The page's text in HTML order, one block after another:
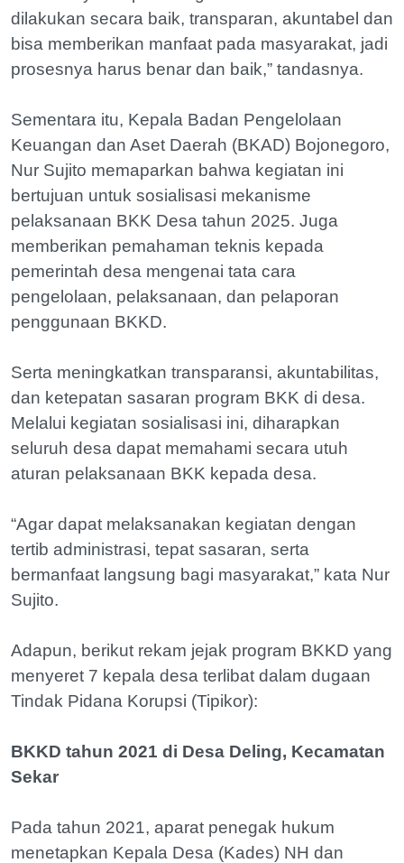
dilakukan secara baik, transparan, akuntabel dan
bisa memberikan manfaat pada masyarakat, jadi
prosesnya harus benar dan baik,” tandasnya.
Sementara itu, Kepala Badan Pengelolaan
Keuangan dan Aset Daerah (BKAD) Bojonegoro,
Nur Sujito memaparkan bahwa kegiatan ini
bertujuan untuk sosialisasi mekanisme
pelaksanaan BKK Desa tahun 2025. Juga
memberikan pemahaman teknis kepada
pemerintah desa mengenai tata cara
pengelolaan, pelaksanaan, dan pelaporan
penggunaan BKKD.
Serta meningkatkan transparansi, akuntabilitas,
dan ketepatan sasaran program BKK di desa.
Melalui kegiatan sosialisasi ini, diharapkan
seluruh desa dapat memahami secara utuh
aturan pelaksanaan BKK kepada desa.
“Agar dapat melaksanakan kegiatan dengan
tertib administrasi, tepat sasaran, serta
bermanfaat langsung bagi masyarakat,” kata Nur
Sujito.
Adapun, berikut rekam jejak program BKKD yang
menyeret 7 kepala desa terlibat dalam dugaan
Tindak Pidana Korupsi (Tipikor):
BKKD tahun 2021 di Desa Deling, Kecamatan
Sekar
Pada tahun 2021, aparat penegak hukum
menetapkan Kepala Desa (Kades) NH dan